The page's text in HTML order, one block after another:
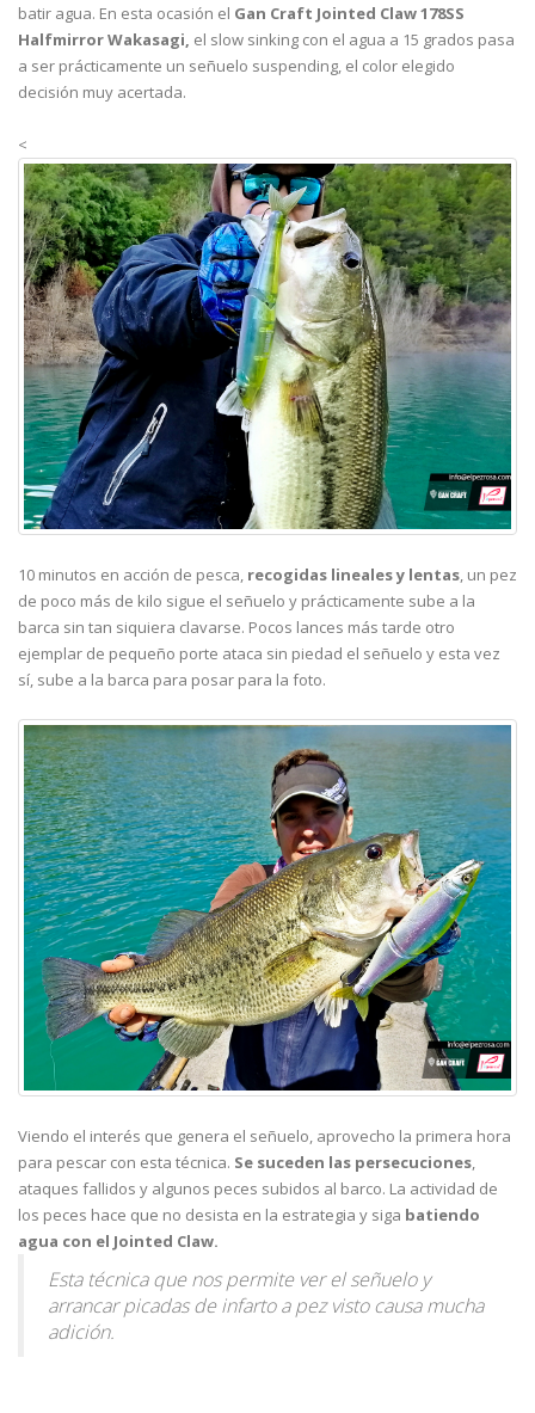
batir agua. En esta ocasión el Gan Craft Jointed Claw 178SS
Halfmirror Wakasagi, el slow sinking con el agua a 15 grados pasa
a ser prácticamente un señuelo suspending, el color elegido
decisión muy acertada.
<
10 minutos en acción de pesca, recogidas lineales y lentas, un pez
de poco más de kilo sigue el señuelo y prácticamente sube a la
barca sin tan siquiera clavarse. Pocos lances más tarde otro
ejemplar de pequeño porte ataca sin piedad el señuelo y esta vez
sí, sube a la barca para posar para la foto.
Viendo el interés que genera el señuelo, aprovecho la primera hora
para pescar con esta técnica. Se suceden las persecuciones,
ataques fallidos y algunos peces subidos al barco. La actividad de
los peces hace que no desista en la estrategia y siga batiendo
agua con el Jointed Claw.
Esta técnica que nos permite ver el señuelo y
arrancar picadas de infarto a pez visto causa mucha
adición.